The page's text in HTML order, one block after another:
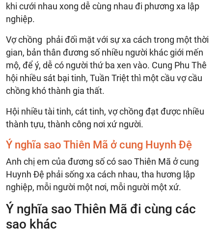
khi cưới nhau xong dễ cùng nhau đi phương xa lập
nghiệp.
Vợ chồng phải đối mặt với sự xa cách trong một thời
gian, bản thân đương số nhiều người khác giới mến
mộ, để ý, dễ có người thứ ba xen vào. Cung Phu Thê
hội nhiều sát bại tinh, Tuần Triệt thì một cầu vợ cầu
chồng khó thành gia thất.
Hội nhiều tài tinh, cát tinh, vợ chồng đạt được nhiều
thành tựu, thành công nơi xứ người.
Ý nghĩa sao Thiên Mã ở cung Huynh Đệ
Anh chị em của đương số có sao Thiên Mã ở cung
Huynh Đệ phải sống xa cách nhau, tha hương lập
nghiệp, mỗi người một nơi, mỗi người một xứ.
Ý nghĩa sao Thiên Mã đi cùng các
sao khác